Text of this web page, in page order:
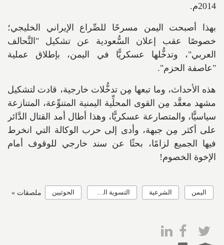
2014م.
بهذا أصبحت اليمن مسرحًا للصِّراع الإيراني الخليجي؛
خصوصًا عقب إعلان السُّعودية عن تشكيل "التَّحالف
العربي"، وتدخُّلها عسكريًّا في اليمن، بإطلاق عملية
"عاصفة الحزم".
هذه الأحداث، وما تبعها مِن تدخُّلات خارجية، قادت لتشكيل
مشهد معقَّد مِن القوى المحلِّية اليمنية المتنوِّعة، المتنازعة
سياسيًّا، والمتصارعة عسكريًّا، وهذا أطال أمد القتال الدَّائر
على أكثر مِن جبهة، وأدى إلى حرب الوكالة التي انخرط
فيها الجميع لزامًا، بحثًا عن سند خارجي للوقوف أمام
الإخوة الخصوم!
ملصقات » اليمن الشرعية الحوثيين